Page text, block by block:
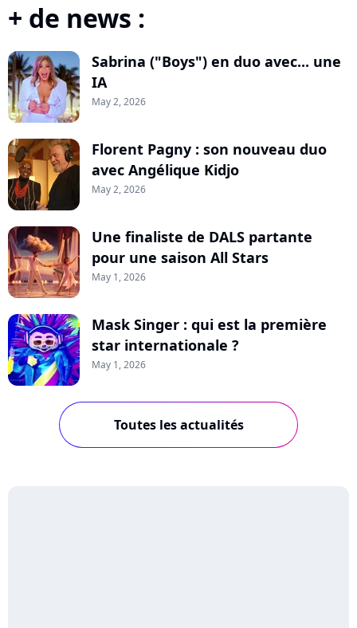
+ de news :
Sabrina ("Boys") en duo avec... une
IA
May 2, 2026
Florent Pagny : son nouveau duo
avec Angélique Kidjo
May 2, 2026
Une finaliste de DALS partante
pour une saison All Stars
May 1, 2026
Mask Singer : qui est la première
star internationale ?
May 1, 2026
Toutes les actualités